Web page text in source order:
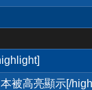
被高亮顯示[/